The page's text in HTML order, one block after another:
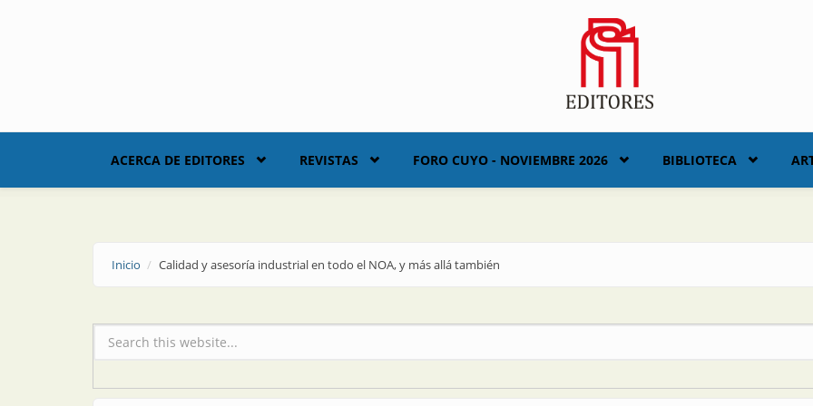
ACERCA DE EDITORES REVISTAS FORO CUYO - NOVIEMBRE 2026 BIBLIOTECA
Inicio Calidad y asesoría industrial en todo el NOA, y más allá también
Formulario de búsqueda